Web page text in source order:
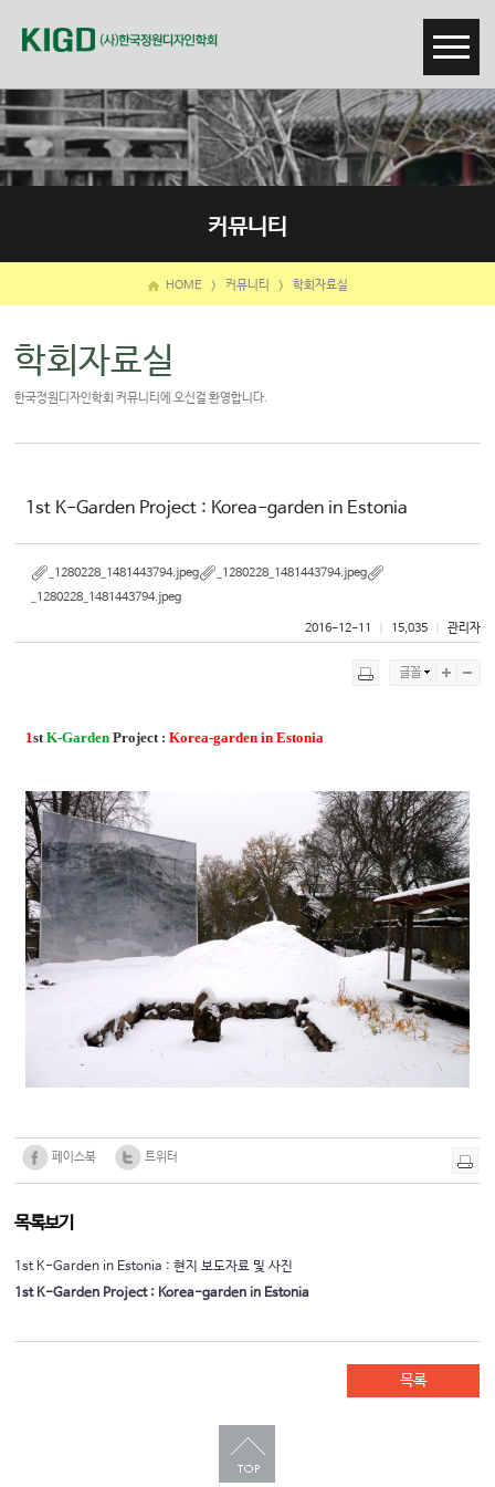
커뮤니티
HOME > 커뮤니티 > 학회자료실
학회자료실
한국정원디자인학회 커뮤니티에 오신걸 환영합니다.
1st K-Garden Project : Korea-garden in Estonia
_1280228_1481443794.jpeg
_1280228_1481443794.jpeg
_1280228_1481443794.jpeg
2016-12-11 15,035 관리자
1stK-GardenProject :Korea-garden in Estonia
페이스북 트위터
목록보기
1st K-Garden in Estonia : 현지 보도자료 및 사진
1st K-Garden Project : Korea-garden in Estonia
목록